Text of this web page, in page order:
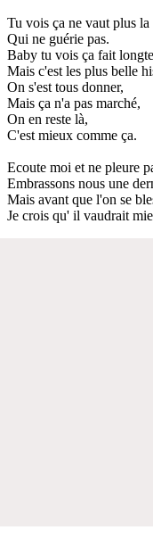
Tu vois ça ne vaut plus la
Qui ne guérie pas.
Baby tu vois ça fait
Mais c'est les plus belle
On s'est tous donner,
Mais ça n'a pas marché,
On en reste là,
C'est mieux comme ça.
Ecoute moi et ne pleure
Embrassons nous une
Mais avant que l'on se
Je crois qu' il vaudrait